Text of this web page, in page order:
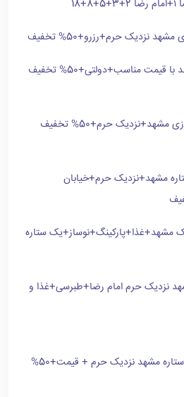
نزدیک حرم+رزرو+50% تخفیف
مناسب+دولتی+50% تخفیف
حرم+50% تخفیف
بهترین هتل های ۴ ستاره مشهد+نزدیک حرم+خیابان
مشهد+غذا+پارکینگ+نوساز+یک ستاره
نزدیک حرم امام رضا+طبرسی+غذا و
لیست بهترین هتل های پنج ستاره مشهد نزدیک حرم + قیمت+50%